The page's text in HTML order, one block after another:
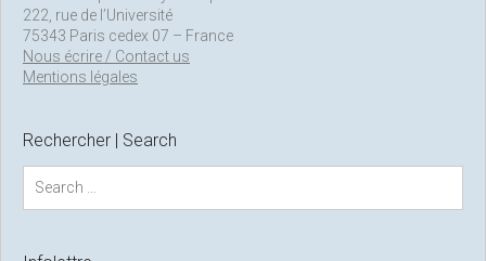
222, rue de l’Université
75343 Paris cedex 07 – France
Nous écrire / Contact us
Mentions légales
Rechercher | Search
a
c